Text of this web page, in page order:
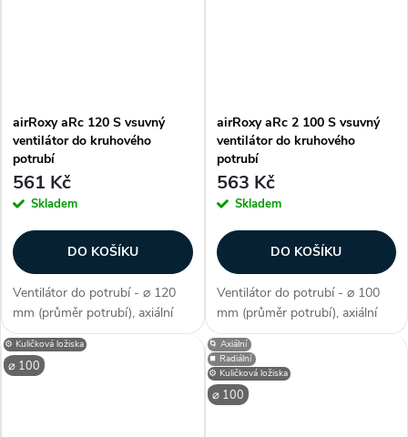
airRoxy aRc 120 S vsuvný
ventilátor do kruhového
potrubí
561 Kč
Skladem
DO KOŠÍKU
Ventilátor do potrubí - ⌀ 120
mm (průměr potrubí), axiální
konstrukce, vhodný k zasunutí
do stěny či krátkého potrubí,
montážní nástavec pro
airRoxy aRc 2 100 S vsuvný
ventilátor do kruhového
potrubí
563 Kč
Skladem
DO KOŠÍKU
Ventilátor do potrubí - ⌀ 100
mm (průměr potrubí), axiální
konstrukce, kabel vyveden z
boční části ventilátoru, k
umístění do potrubí, průtok
vzduchu 104 m3/h, příkon 15
⚙️ Kuličková ložiska
⌀ 100 ⚙️ Kuličková ložiska
⌀ 100
🌀 Axiální
⏹️ Radiální